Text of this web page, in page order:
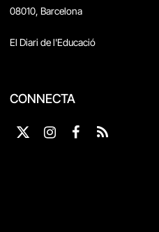
08010, Barcelona
El Diari de l'Educació
CONNECTA
X
Instagram
Facebook
RSS